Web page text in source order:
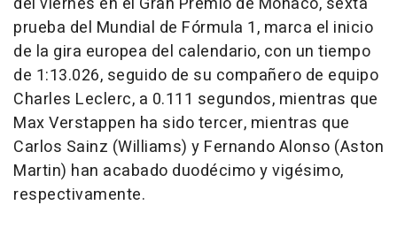
prueba del Mundial de Fórmula 1, marca el inicio
de la gira europea del calendario, con un tiempo
de 1:13.026, seguido de su compañero de equipo
Charles Leclerc, a 0.111 segundos, mientras que
Max Verstappen ha sido tercer, mientras que
Carlos Sainz (Williams) y Fernando Alonso (Aston
Martin) han acabado duodécimo y vigésimo,
respectivamente.